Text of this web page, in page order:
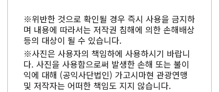
※위반한 것으로 확인될 경우 즉시 사용을 금지하
며 내용에 따라서는 저작권 침해에 의한 손해배상
등의 대상이 될 수 있습니다.
※사진은 사용자의 책임하에 사용하시기 바랍니
다. 사진을 사용함으로써 발생한 손해 또는 불이
익에 대해 (공익사단법인) 가고시마현 관광연맹
및 저작자는 어떠한 책임도 지지 않습니다.